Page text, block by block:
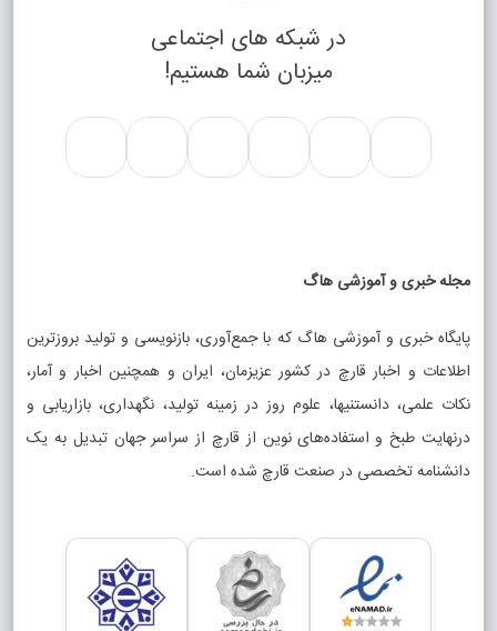
در شبکه های اجتماعی
میزبان شما هستیم!
مجله خبری و آموزشی هاگ
پایگاه خبری و آموزشی هاگ که با جمع‌آوری، بازنویسی و تولید بروزترین
اطلاعات و اخبار قارچ در کشور عزیزمان، ایران و همچنین اخبار و آمار،
نکات علمی، دانستنیها، علوم روز در زمینه تولید، نگهداری، بازاریابی و
درنهایت طبخ و استفاده‌های نوین از قارچ از سراسر جهان تبدیل به یک
دانشنامه تخصصی در صنعت قارچ شده است.